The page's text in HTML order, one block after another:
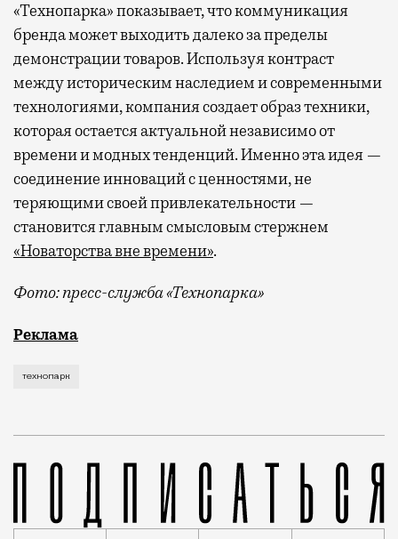
«Технопарка» показывает, что коммуникация
бренда может выходить далеко за пределы
демонстрации товаров. Используя контраст
между историческим наследием и современными
технологиями, компания создает образ техники,
которая остается актуальной независимо от
времени и модных тенденций. Именно эта идея —
соединение инноваций с ценностями, не
теряющими своей привлекательности —
становится главным смысловым стержнем
«Новаторства вне времени».
Фото: пресс-служба «Технопарка»
Рекламные кампании техники редко выходят за
Реклама
технопарк